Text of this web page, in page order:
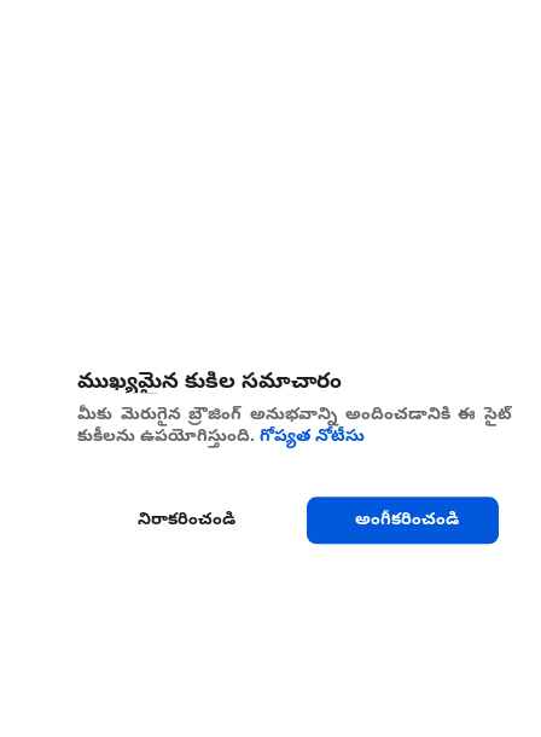
ముఖ్యమైన కుకీల సమాచారం
మీకు మెరుగైన బ్రౌజింగ్ అనుభవాన్ని అందించడానికి ఈ సైట్
కుకీలను ఉపయోగిస్తుంది. గోప్యత నోటీసు
నిరాకరించండి అంగీకరించండి